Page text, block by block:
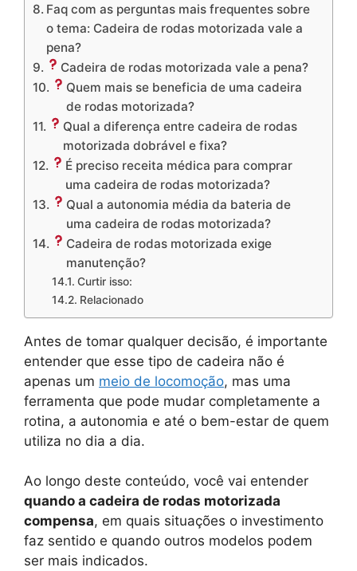
Faq com as perguntas mais frequentes sobre
o tema: Cadeira de rodas motorizada vale a
pena?
Cadeira de rodas motorizada vale a pena?
Quem mais se beneficia de uma cadeira
de rodas motorizada?
Qual a diferença entre cadeira de rodas
motorizada dobrável e fixa?
É preciso receita médica para comprar
uma cadeira de rodas motorizada?
Qual a autonomia média da bateria de
uma cadeira de rodas motorizada?
Cadeira de rodas motorizada exige
manutenção?
Curtir isso:
Relacionado
Antes de tomar qualquer decisão, é importante
entender que esse tipo de cadeira não é
apenas um meio de locomoção, mas uma
ferramenta que pode mudar completamente a
rotina, a autonomia e até o bem-estar de quem
utiliza no dia a dia.
Ao longo deste conteúdo, você vai entender
quando a cadeira de rodas motorizada
compensa, em quais situações o investimento
faz sentido e quando outros modelos podem
ser mais indicados.